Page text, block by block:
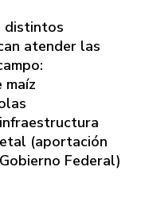
distintos
atender las
(aportación
Federal)